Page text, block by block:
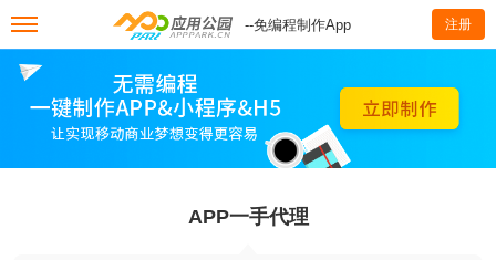
--免编程制作App 注册
APP一手代理